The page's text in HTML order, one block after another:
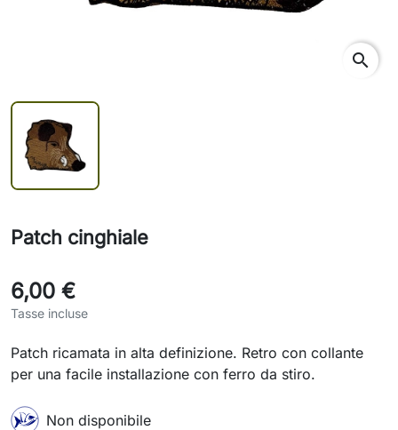
search
Patch cinghiale
6,00 €
Tasse incluse
Patch ricamata in alta definizione. Retro con collante
per una facile installazione con ferro da stiro.
Non disponibile